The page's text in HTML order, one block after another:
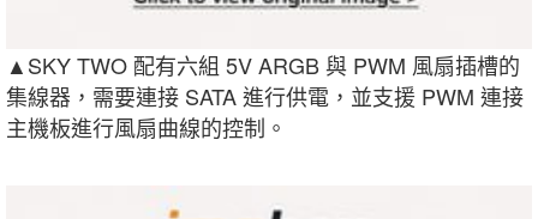
▲SKY TWO 配有六組 5V ARGB 與 PWM 風扇插槽的
集線器，需要連接 SATA 進行供電，並支援 PWM 連接
主機板進行風扇曲線的控制。